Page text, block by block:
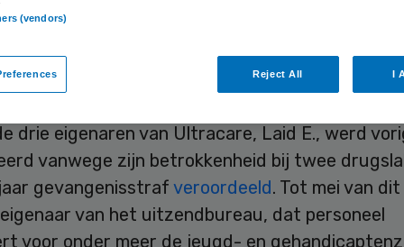
de samenwerking met uitzendbureau Ultracare
mede-eigenaar een drugscrimineel is.
drie eigenaren van Ultracare, Laid E., werd
vanwege zijn betrokkenheid bij twee
gevangenisstraf veroordeeld. Tot mei van
van het uitzendbureau, dat personeel
voor onder meer de jeugd- en
(vendors)
Reject All I